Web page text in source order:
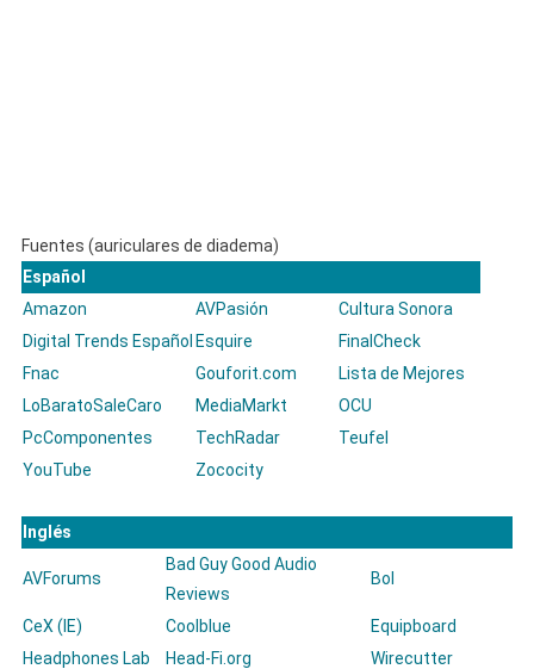
Fuentes (auriculares de diadema)
Español
Amazon
AVPasión
Cultura Sonora
Digital Trends EspañolEsquire
FinalCheck
Fnac
Gouforit.com
Lista de Mejores
LoBaratoSaleCaro
MediaMarkt
OCU
PcComponentes
TechRadar
Teufel
YouTube
Zococity
Inglés
AVForums
Bad Guy Good Audio
Reviews
Bol
CeX (IE) Coolblue
Equipboard
Headphones Lab
Head-Fi.org
Wirecutter